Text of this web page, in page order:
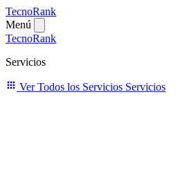
TecnoRank
Menú
TecnoRank
Servicios
Ver Todos los Servicios Servicios